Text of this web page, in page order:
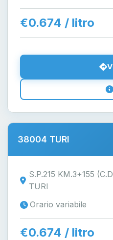
€0.674 / litro
38004 TURI
S.P.215 KM.3+155
TURI
Orario variabile
€0.674 / litro